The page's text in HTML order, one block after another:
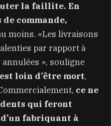
la faillite. En
commande,
moins. «Les livraisons
par rapport à
annulées », souligne
loin d’être mort,
ce ne
qui feront
fabriquant à